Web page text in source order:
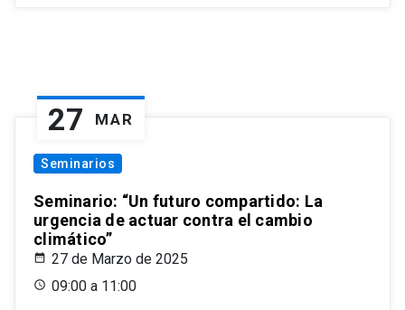
27 MAR
Seminarios
Seminario: “Un futuro compartido: La
urgencia de actuar contra el cambio
climático”
27 de Marzo de 2025
09:00 a 11:00